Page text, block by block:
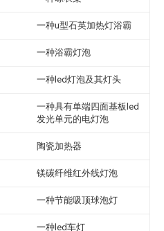
一种u型石英加热灯浴霸
一种浴霸灯泡
一种led灯泡及其灯头
一种具有单端四面基板led
发光单元的电灯泡
陶瓷加热器
镁碳纤维红外线灯泡
一种节能吸顶球泡灯
一种led车灯